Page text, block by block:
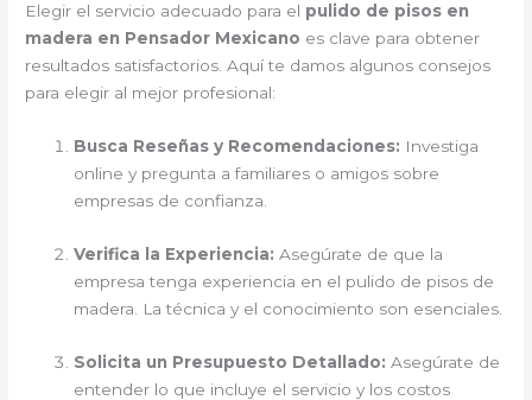
Elegir el servicio adecuado para el pulido de pisos en
madera en Pensador Mexicano es clave para obtener
resultados satisfactorios. Aquí te damos algunos consejos
para elegir al mejor profesional:
Busca Reseñas y Recomendaciones: Investiga
online y pregunta a familiares o amigos sobre
empresas de confianza.
Verifica la Experiencia: Asegúrate de que la
empresa tenga experiencia en el pulido de pisos de
madera. La técnica y el conocimiento son esenciales.
Solicita un Presupuesto Detallado: Asegúrate de
entender lo que incluye el servicio y los costos